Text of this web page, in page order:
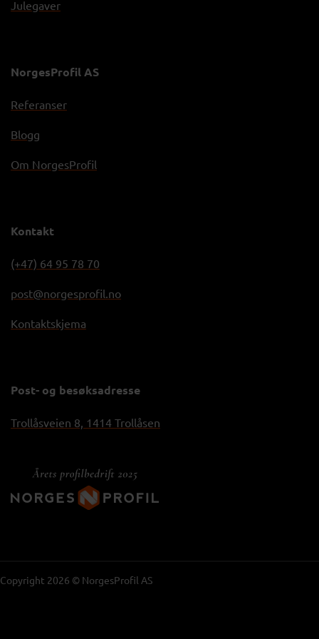
Julegaver
NorgesProfil AS
Referanser
Blogg
Om NorgesProfil
Kontakt
(+47) 64 95 78 70
post@norgesprofil.no
Kontaktskjema
Post- og besøksadresse
Trollåsveien 8, 1414 Trollåsen
Copyright 2026 © NorgesProfil AS